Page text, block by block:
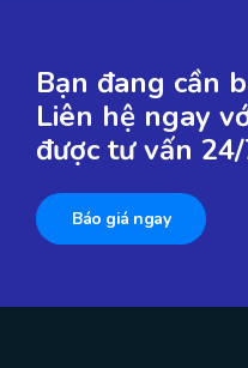
Bạn đang cần
Liên hệ ngay
được tư vấn
Báo giá ngay